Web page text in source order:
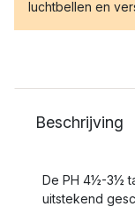
luchtbellen en
Beschrijving
De PH 4½-3½
uitstekend